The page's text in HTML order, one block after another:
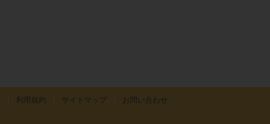
利用規約 サイトマップ お問い合わせ